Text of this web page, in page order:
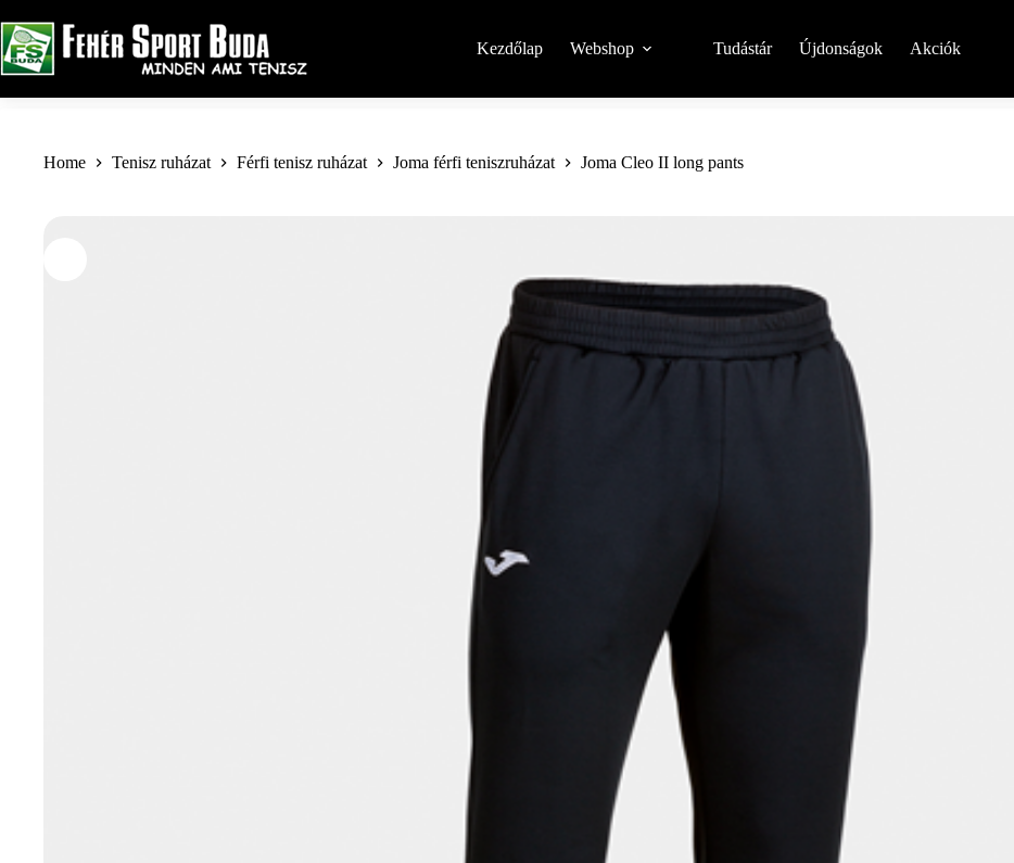
to
content
Kezdőlap Webshop Tudástár Újdonságok Akciók
Home Tenisz ruházat Férfi tenisz ruházat Joma férfi teniszruházat Joma Cleo II long pants